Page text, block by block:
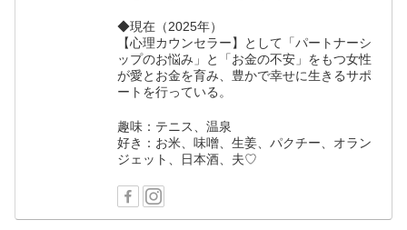
◆現在（2025年）
【心理カウンセラー】として「パートナーシ
ップのお悩み」と「お金の不安」をもつ女性
が愛とお金を育み、豊かで幸せに生きるサポ
ートを行っている。
趣味：テニス、温泉
好き：お米、味噌、生姜、パクチー、オラン
ジェット、日本酒、夫♡